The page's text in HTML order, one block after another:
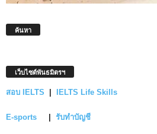
ค้นหา
เว็บไซต์พันธมิตรฯ
สอบ IELTS IELTS Life Skills
E-sports รับทำบัญชี